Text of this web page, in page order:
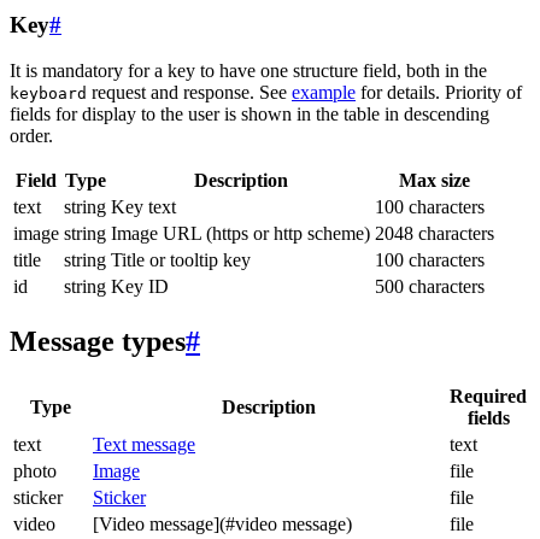
Key#
It is mandatory for a key to have one structure field, both in the
keyboard request and response. See example for details. Priority of
fields for display to the user is shown in the table in descending
order.
Field Type Description
Max size
text
string Key text
100 characters
image string Image URL (https or http scheme) 2048 characters
title
string Title or tooltip key
100 characters
id
string Key ID 500 characters
Message types#
Type Description
Required
fields
text
Text message
text
photo
Image
file
sticker
Sticker
file
video
[Video message](#video message)
file